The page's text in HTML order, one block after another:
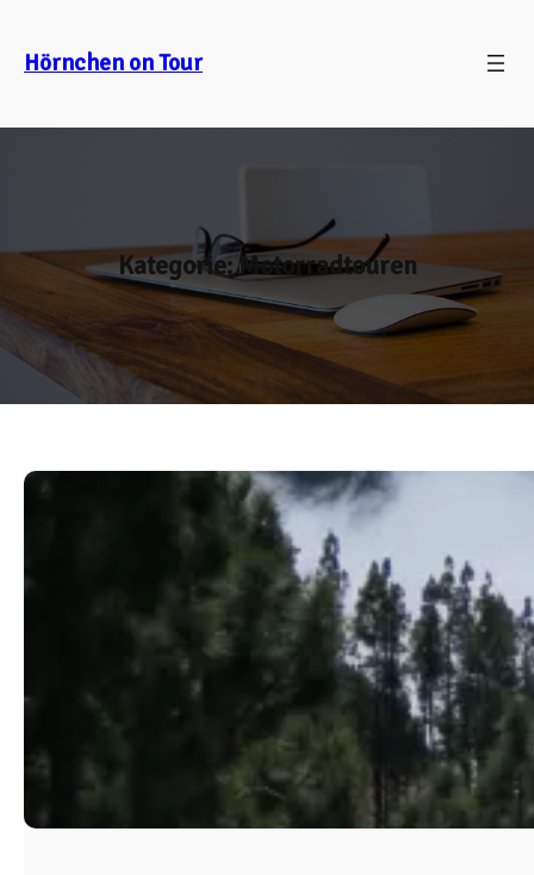
springen
Hörnchen on Tour
Kategorie:Motorradtouren